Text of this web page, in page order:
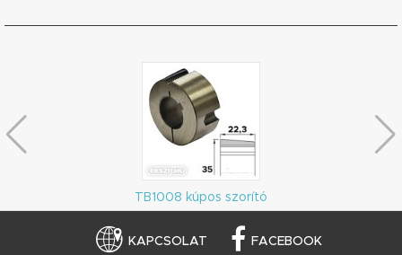
TB1008 kúpos szorító
KAPCSOLAT FACEBOOK